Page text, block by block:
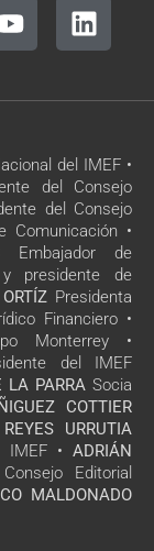
del IMEF •
del Consejo
del Consejo
Comunicación •
Embajador de
presidente de
Presidenta
Financiero •
Monterrey •
del IMEF
LA PARRA Socia
COTTIER
URRUTIA
IMEF • ADRIÁN
Editorial
MALDONADO